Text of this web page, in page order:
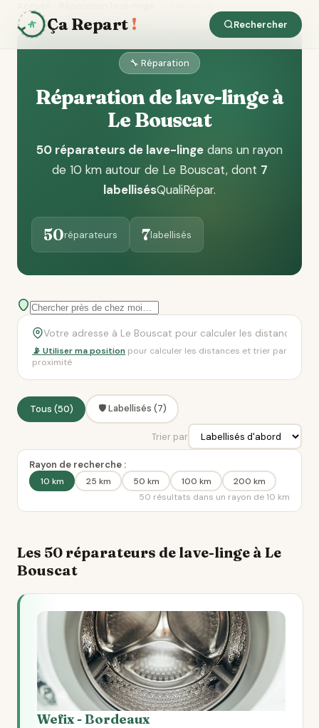
Ça Repart ! Rechercher
🔧 Réparation
Réparation de lave-linge à
Le Bouscat
50 réparateurs de lave-linge dans un rayon
de 10 km autour de Le Bouscat, dont 7
labellisésQualiRépar.
50réparateurs 7labellisés
📡 Utiliser ma position pour calculer les distances et trier par
proximité
Tous (50) 🛡️ Labellisés (7)
Trier par
Rayon de recherche :
10 km 25 km 50 km 100 km
200 km
50 résultats dans un rayon de 10 km
Les 50 réparateurs de lave-linge à Le
Bouscat
Wefix - Bordeaux